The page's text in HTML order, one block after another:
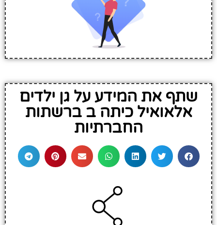
שתף את המידע על גן ילדים
אלאואיל כיתה ב ברשתות
החברתיות